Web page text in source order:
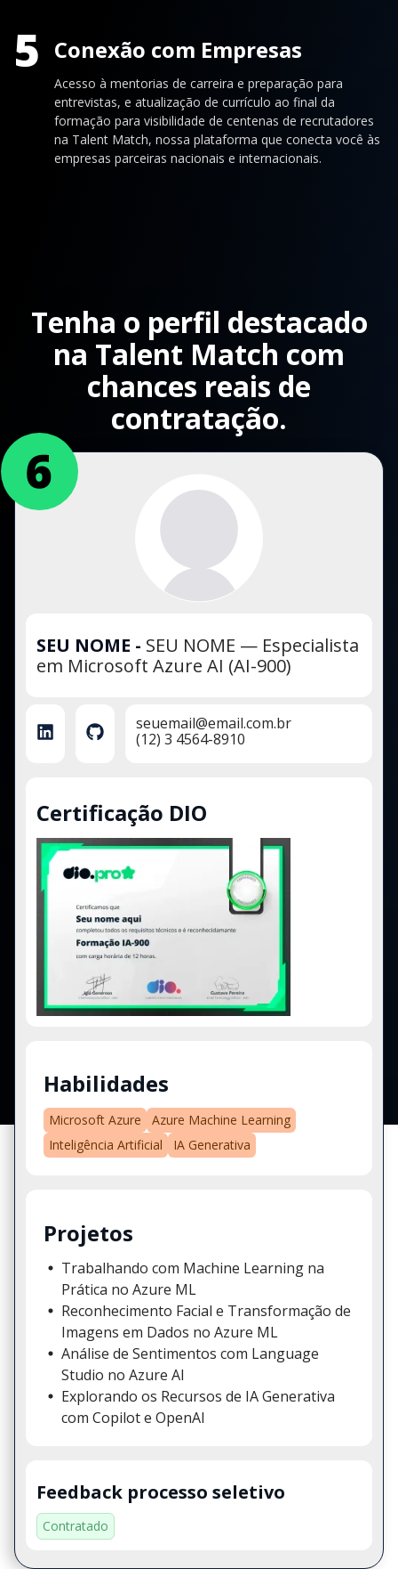
5 Conexão com Empresas
Acesso à mentorias de carreira e preparação para
entrevistas, e atualização de currículo ao final da
formação para visibilidade de centenas de recrutadores
na Talent Match, nossa plataforma que conecta você às
empresas parceiras nacionais e internacionais.
Tenha o perfil destacado
na Talent Match com
chances reais de
contratação.
SEU NOME - SEU NOME — Especialista
em Microsoft Azure AI (AI-900)
seuemail@email.com.br
(12) 3 4564-8910
Certificação DIO
Habilidades
Microsoft Azure
Azure Machine Learning
Inteligência Artificial
IA Generativa
Projetos
Trabalhando com Machine Learning na
Prática no Azure ML
Reconhecimento Facial e Transformação de
Imagens em Dados no Azure ML
Análise de Sentimentos com Language
Studio no Azure AI
Explorando os Recursos de IA Generativa
com Copilot e OpenAI
Feedback processo seletivo
Contratado